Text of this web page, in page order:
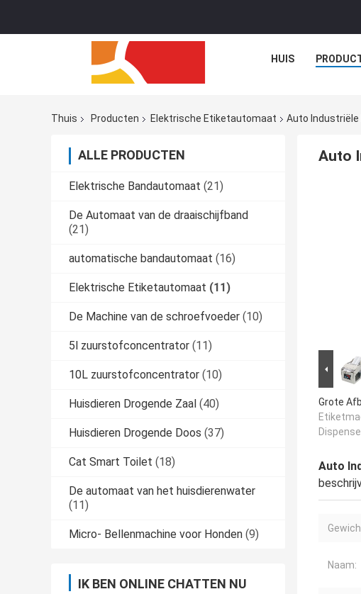
HUIS
Thuis Producten Elektrische Etiketautomaat Auto
ALLE PRODUCTEN
Elektrische Bandautomaat (21)
De Automaat van de draaischijfband
(21)
automatische bandautomaat (16)
Elektrische Etiketautomaat (11)
De Machine van de schroefvoeder (10)
5l zuurstofconcentrator (11)
10L zuurstofconcentrator (10)
Huisdieren Drogende Zaal (40)
Huisdieren Drogende Doos (37)
Cat Smart Toilet (18)
De automaat van het huisdierenwater
(11)
Micro- Bellenmachine voor Honden (9)
IK BEN ONLINE CHATTEN NU
Auto
Grote
Auto
Naam: